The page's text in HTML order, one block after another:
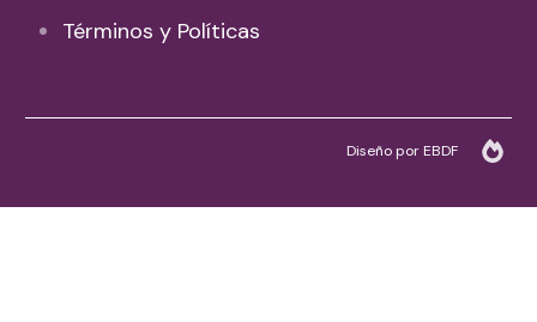
Términos y Políticas
Diseño por EBDF